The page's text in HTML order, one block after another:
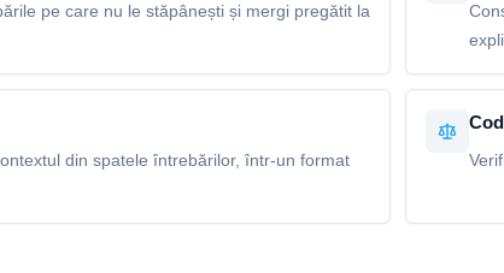
pe care nu le stăpânești și mergi pregătit la
din spatele întrebărilor, într-un format